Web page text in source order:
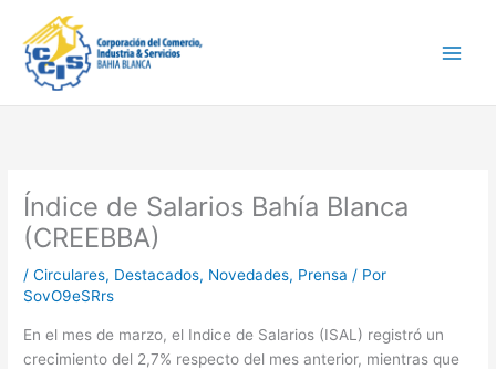
contenido
Índice de Salarios Bahía Blanca
(CREEBBA)
/Circulares, Destacados, Novedades, Prensa / Por
SovO9eSRrs
En el mes de marzo, el Indice de Salarios (ISAL) registró un
crecimiento del 2,7% respecto del mes anterior, mientras que